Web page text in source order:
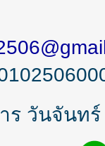
ร วันจันท